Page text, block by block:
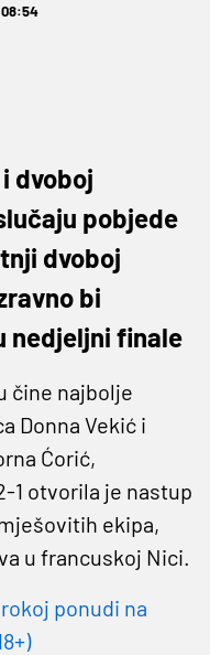
08:54
dvoboj
pobjede
dvoboj
bi
nedjeljni finale
čine najbolje
Donna Vekić i
Ćorić,
1 otvorila je nastup
ekipa,
u francuskoj Nici.
ponudi na